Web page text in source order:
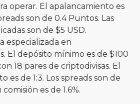
operar. El apalancamiento es
son de 0.4 Puntos. Las
son de $5 USD.
especializada en
El depósito mínimo es de $100
18 pares de criptodivisas. El
es de 1:3. Los spreads son de
es de 1.6%.